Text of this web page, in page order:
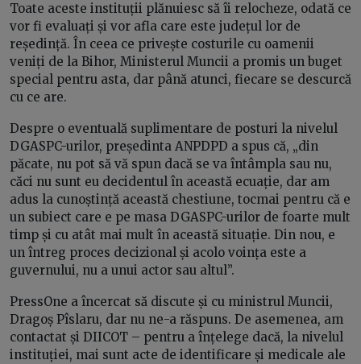
Toate aceste instituții plănuiesc să îi relocheze, odată ce
vor fi evaluați și vor afla care este județul lor de
reședință. În ceea ce privește costurile cu oamenii
veniți de la Bihor, Ministerul Muncii a promis un buget
special pentru asta, dar până atunci, fiecare se descurcă
cu ce are.
Despre o eventuală suplimentare de posturi la nivelul
DGASPC-urilor, președinta ANPDPD a spus că, „din
păcate, nu pot să vă spun dacă se va întâmpla sau nu,
căci nu sunt eu decidentul în această ecuație, dar am
adus la cunoștință această chestiune, tocmai pentru că e
un subiect care e pe masa DGASPC-urilor de foarte mult
timp și cu atât mai mult în această situație. Din nou, e
un întreg proces decizional și acolo voința este a
guvernului, nu a unui actor sau altul”.
PressOne a încercat să discute și cu ministrul Muncii,
Dragoș Pîslaru, dar nu ne-a răspuns. De asemenea, am
contactat și DIICOT – pentru a înțelege dacă, la nivelul
instituției, mai sunt acte de identificare și medicale ale